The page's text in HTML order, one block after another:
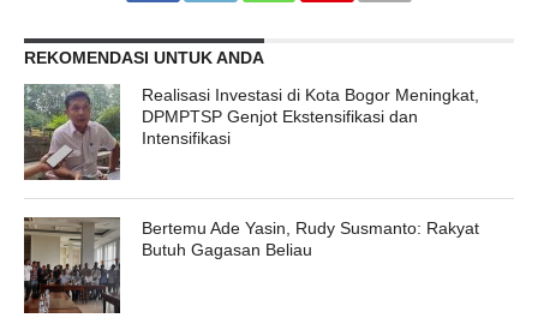
REKOMENDASI UNTUK ANDA
Realisasi Investasi di Kota Bogor Meningkat,
DPMPTSP Genjot Ekstensifikasi dan
Intensifikasi
Bertemu Ade Yasin, Rudy Susmanto: Rakyat
Butuh Gagasan Beliau